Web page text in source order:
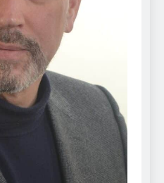
an
in Aubing
ermittelt
gefährlichen
in den
2026